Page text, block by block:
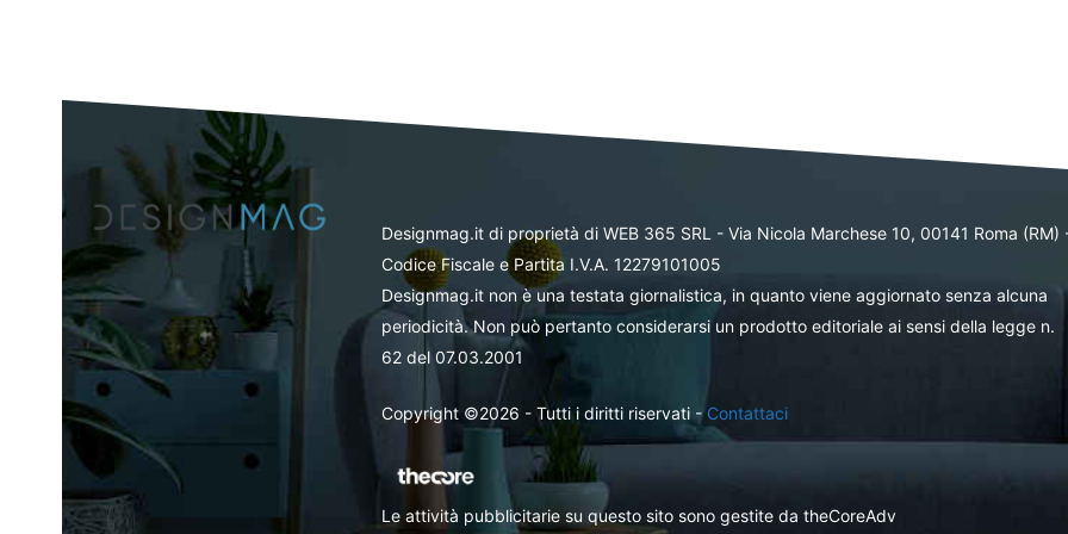
Designmag.it di proprietà di WEB 365 SRL - Via Nicola Marchese 10, 00141 Roma (RM)
Codice Fiscale e Partita I.V.A. 12279101005
Designmag.it non è una testata giornalistica, in quanto viene aggiornato senza alcuna
periodicità. Non può pertanto considerarsi un prodotto editoriale ai sensi della legge n.
62 del 07.03.2001
Copyright ©2026 - Tutti i diritti riservati -Contattaci
Le attività pubblicitarie su questo sito sono gestite da theCoreAdv